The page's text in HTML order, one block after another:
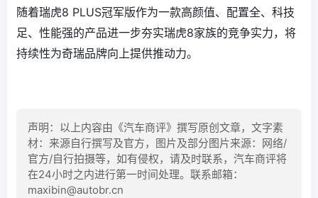
随着瑞虎8 PLUS冠军版作为一款高颜值、配置全、科技
足、性能强的产品进一步夯实瑞虎8家族的竞争实力，将
持续性为奇瑞品牌向上提供推动力。
声明：以上内容由《汽车商评》撰写原创文章，文字素
材：来源自行撰写及官方，图片及部分图片来源：网络/
官方/自行拍摄等，如有侵权，请及时联系，汽车商评将
在24小时之内进行第一时间处理。联系邮箱：
maxibin@autobr.cn